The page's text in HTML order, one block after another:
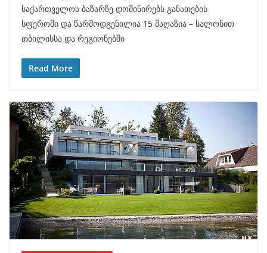
საქართველოს ბაზარზე დომინირებს განათების
სფეროში და წარმოდგენილია 15 მაღაზია – სალონით
თბილისსა და რეგიონებში
Read More